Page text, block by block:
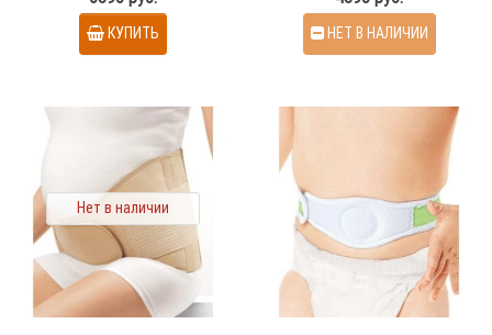
КУПИТЬ НЕТ В НАЛИЧИИ
Нет в наличии